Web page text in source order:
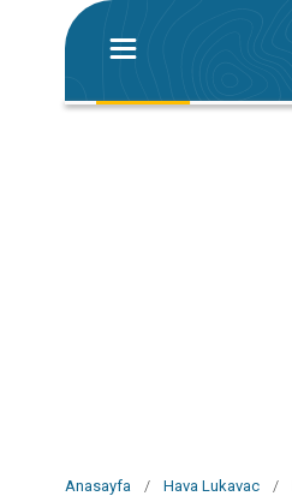
Anasayfa / Hava Lukavac /